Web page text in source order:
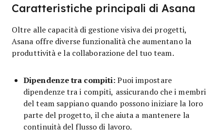
Caratteristiche principali di Asana
Oltre alle capacità di gestione visiva dei progetti,
Asana offre diverse funzionalità che aumentano la
produttività e la collaborazione del tuo team.
Dipendenze tra compiti:Puoi impostare
dipendenze tra i compiti, assicurando che i membri
del team sappiano quando possono iniziare la loro
parte del progetto, il che aiuta a mantenere la
continuità del flusso di lavoro.